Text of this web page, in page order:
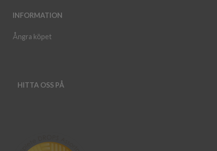
INFORMATION
Ångra köpet
HITTA OSS PÅ